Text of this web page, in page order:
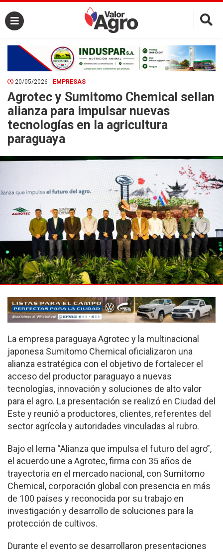
×
20/05/2026 EMPRESAS
Agrotec y Sumitomo Chemical sellan
alianza para impulsar nuevas
tecnologías en la agricultura
paraguaya
La empresa paraguaya Agrotec y la multinacional
japonesa Sumitomo Chemical oficializaron una
alianza estratégica con el objetivo de fortalecer el
acceso del productor paraguayo a nuevas
tecnologías, innovación y soluciones de alto valor
para el agro. La presentación se realizó en Ciudad del
Este y reunió a productores, clientes, referentes del
sector agrícola y autoridades vinculadas al rubro.
Bajo el lema “Alianza que impulsa el futuro del agro”,
el acuerdo une a Agrotec, firma con 35 años de
trayectoria en el mercado nacional, con Sumitomo
Chemical, corporación global con presencia en más
de 100 países y reconocida por su trabajo en
investigación y desarrollo de soluciones para la
protección de cultivos.
Durante el evento se desarrollaron presentaciones